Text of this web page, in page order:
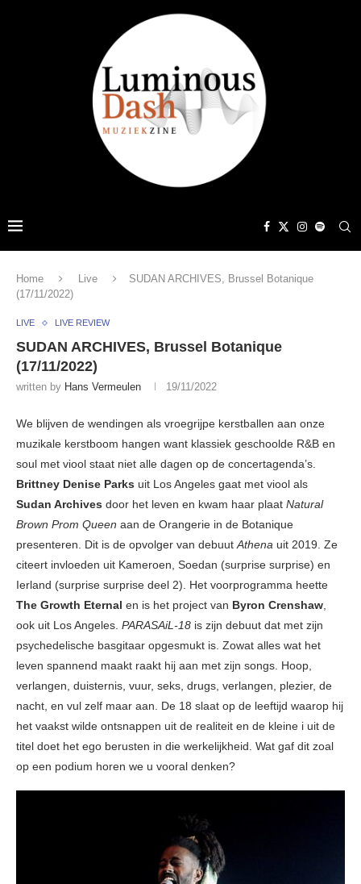
Home Live
SUDAN ARCHIVES, Brussel Botanique
(17/11/2022)
LIVE LIVE REVIEW
SUDAN ARCHIVES, Brussel Botanique
(17/11/2022)
written by Hans Vermeulen 19/11/2022
We blijven de wendingen als vroegrijpe kerstballen aan onze
muzikale kerstboom hangen want klassiek geschoolde R&B en
soul met viool staat niet alle dagen op de concertagenda’s.
Brittney Denise Parks uit Los Angeles gaat met viool als
Sudan Archives door het leven en kwam haar plaat Natural
Brown Prom Queen aan de Orangerie in de Botanique
presenteren. Dit is de opvolger van debuutAthena uit 2019. Ze
citeert invloeden uit Kameroen, Soedan (surprise surprise) en
Ierland (surprise surprise deel 2). Het voorprogramma heette
The Growth Eternal en is het project van Byron Crenshaw,
ook uit Los Angeles. PARASAiL-18 is zijn debuut dat met zijn
psychedelische basgitaar opgesmukt is. Zowat alles wat het
leven spannend maakt raakt hij aan met zijn songs. Hoop,
verlangen, duisternis, vuur, seks, drugs, verlangen, plezier, de
nacht, en vul zelf maar aan. De 18 slaat op de leeftijd waarop hij
het vaakst wilde ontsnappen uit de realiteit en de kleine i uit de
titel doet het ego berusten in die werkelijkheid. Wat gaf dit zoal
op een podium horen we u vooral denken?